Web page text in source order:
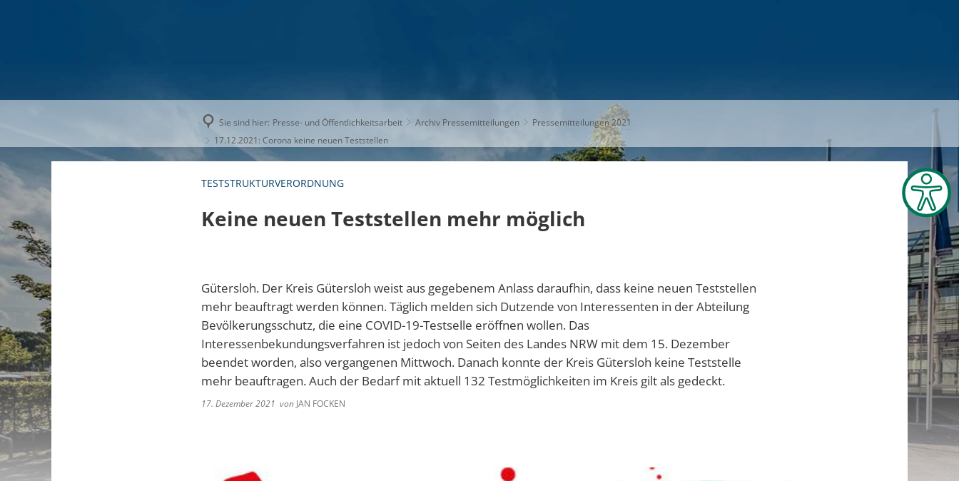
Sie sind hier: Presse- und Öffentlichkeitsarbeit Archiv Pressemitteilungen
Pressemitteilungen 2021
17.12.2021: Corona keine neuen Teststellen
TESTSTRUKTURVERORDNUNG
Keine neuen Teststellen mehr möglich
Gütersloh. Der Kreis Gütersloh weist aus gegebenem Anlass daraufhin, dass keine neuen Teststellen
mehr beauftragt werden können. Täglich melden sich Dutzende von Interessenten in der Abteilung
Bevölkerungsschutz, die eine COVID-19-Testselle eröffnen wollen. Das
Interessenbekundungsverfahren ist jedoch von Seiten des Landes NRW mit dem 15. Dezember
beendet worden, also vergangenen Mittwoch. Danach konnte der Kreis Gütersloh keine Teststelle
mehr beauftragen. Auch der Bedarf mit aktuell 132 Testmöglichkeiten im Kreis gilt als gedeckt.
17. Dezember 2021 von JAN FOCKEN